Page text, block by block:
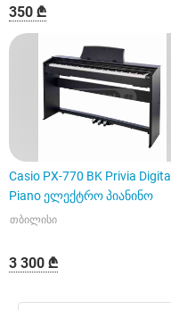
350 ₾
Casio PX-770 BK Privia Digital
Piano ელექტრო პიანინო
თბილისი
3 300 ₾